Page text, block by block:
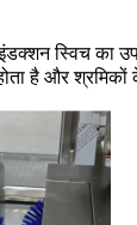
इंडक्शन स्विच
है और